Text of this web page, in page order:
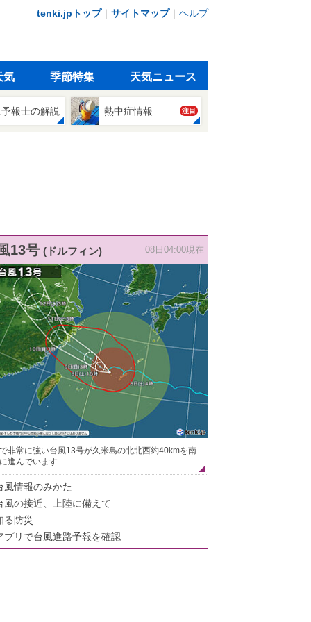
tenki.jpトップ｜ サイトマップ｜ ヘルプ
気 季節特集 天気ニュース
報士の解説 熱中症情報 注目
13号 (ドルフィン) 08日04:00現在
非常に強い台風13号が久米島の北北西約40kmを南
進んでいます
風情報のみかた
風の接近、上陸に備えて
る防災
プリで台風進路予報を確認